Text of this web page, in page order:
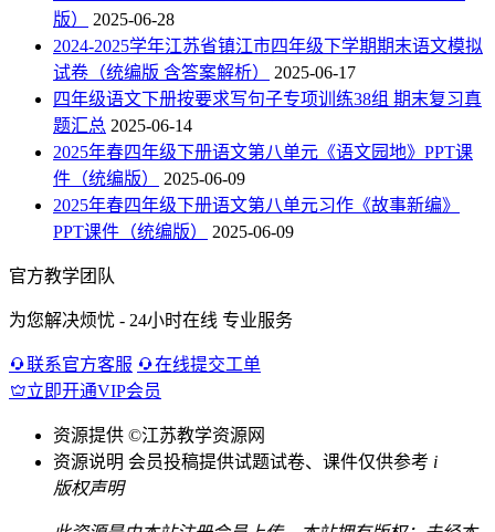
版）
2025-06-28
2024-2025学年江苏省镇江市四年级下学期期末语文模拟
试卷（统编版 含答案解析）
2025-06-17
四年级语文下册按要求写句子专项训练38组 期末复习真
题汇总 2025-06-14
2025年春四年级下册语文第八单元《语文园地》PPT课
件（统编版）
2025-06-09
2025年春四年级下册语文第八单元习作《故事新编》
PPT课件（统编版）
2025-06-09
官方教学团队
为您解决烦忧 - 24小时在线 专业服务
联系官方客服
在线提交工单
立即开通VIP会员
资源提供 ©江苏教学资源网
资源说明 会员投稿提供试题试卷、课件仅供参考 i
版权声明